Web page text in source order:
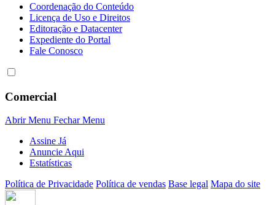
Coordenação do Conteúdo
Licença de Uso e Direitos
Editoração e Datacenter
Expediente do Portal
Fale Conosco
Comercial
Abrir Menu Fechar Menu
Assine Já
Anuncie Aqui
Estatísticas
Política de Privacidade Política de vendas Base legal Mapa do site